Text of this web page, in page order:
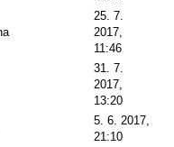
25. 7.
2017,
11:46
31. 7.
2017,
13:20
5. 6. 2017,
21:10